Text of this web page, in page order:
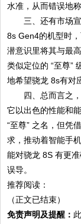
水准，从而错误地
三、还有市场
8s Gen4的机型时
潜意识里将其与最
类似定位的 “至尊”
地希望骁龙 8s有对
四、总而言之
它以出色的性能和
“至尊” 之名，但凭
求，推动着智能手
能对骁龙 8S 有更
误导。
推荐阅读：
（正文已结束）
免责声明及提醒：